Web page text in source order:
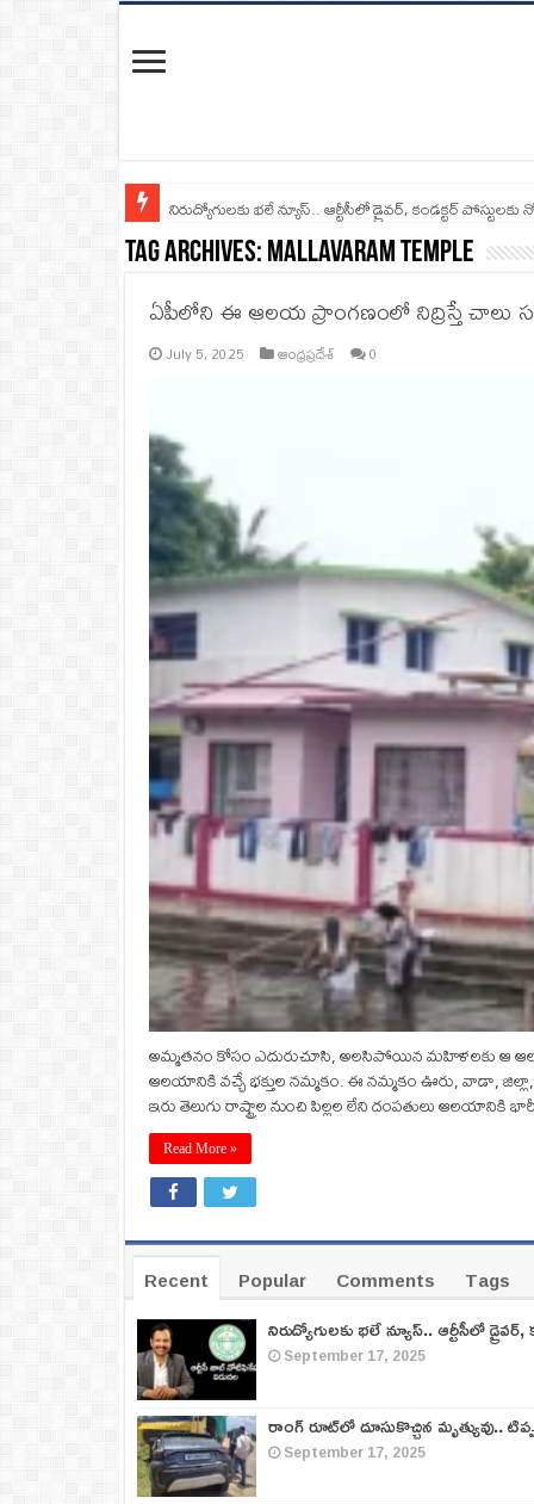
నిరుద్యోగులకు భలే న్యూస్.. ఆర్టీసీలో డ్రైవర్, కండక్టర్‌
Tag Archives: Mallavaram Temple
ఏపీలోని ఈ ఆలయ ప్రాంగణంలో నిద్రిస్తే చాలు
July 5, 2025 ఆంధ్రప్రదేశ్ 0
అమ్మతనం కోసం ఎదురుచూసి, అలసిపోయిన మహిళలకు ఆ
ఆలయానికి వచ్చే భక్తుల నమ్మకం. ఈ నమ్మకం ఊరు, వాడా, జిల్లా,
ఇరు తెలుగు రాష్ట్రాల నుంచి పిల్లల లేని దంపతులు ఆలయానికి
Read More »
Recent Popular Comments
Tags
నిరుద్యోగులకు భలే న్యూస్.. ఆర్టీసీలో
September 17, 2025
రాంగ్ రూట్‌లో దూసుకొచ్చిన మృత్యువు..
September 17, 2025